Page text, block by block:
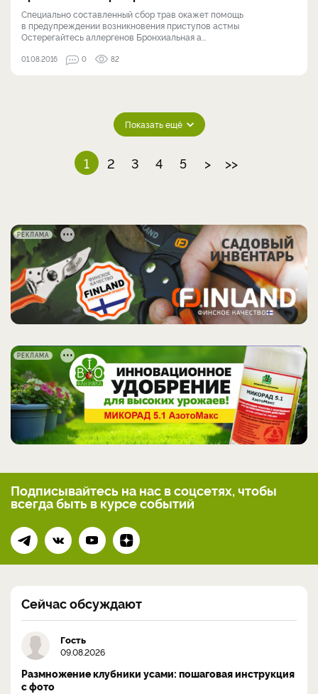
Специально составленный сбор трав окажет помощь
в предупреждении возникновения приступов астмы
Остерегайтесь аллергенов Бронхиальная а...
01.08.2016 0 82
Показать ещё
1 2 3 4 5 > >>
РЕКЛАМА
РЕКЛАМА
Подписывайтесь на нас в соцсетях, чтобы
всегдабыть в курсе событий
Сейчас обсуждают
Гость
09.08.2026
Размножение клубники усами: пошаговая инструкция
с фото